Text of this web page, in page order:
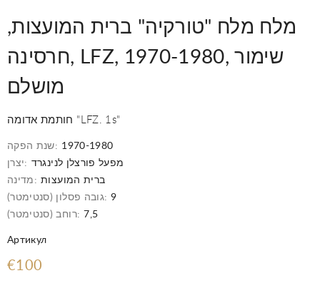
מלח מלח "טורקיה" ברית המועצות,
חרסינה, LFZ, 1970-1980, שימור
מושלם
חותמת אדומה "LFZ. 1s"
שנת הפקה: 1970-1980
יצרן: מפעל פורצלן לנינגרד
מדינה: ברית המועצות
גובה פסלון (סנטימטר): 9
רוחב (סנטימטר): 7,5
Артикул
€100